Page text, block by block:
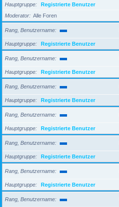
Hauptgruppe
Registrierte Benutzer
Moderator
Alle Foren
Rang, Benutzername
Hauptgruppe Registrierte Benutzer
Rang, Benutzername
Hauptgruppe Registrierte Benutzer
Rang, Benutzername
Hauptgruppe Registrierte Benutzer
Rang, Benutzername
Hauptgruppe Registrierte Benutzer
Rang, Benutzername
Hauptgruppe Registrierte Benutzer
Rang, Benutzername
Hauptgruppe Registrierte Benutzer
Rang, Benutzername